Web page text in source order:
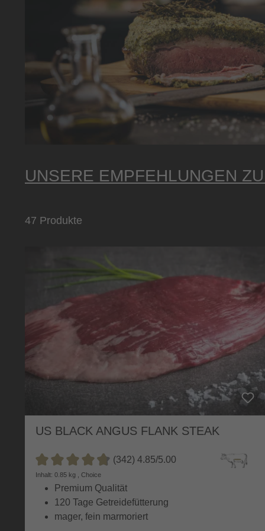
UNSERE EMPFEHLUNGEN
47 Produkte
US BLACK ANGUS FLANK STEAK
Durchschnittliche Bewertung von 4.8 von 5 Sternen
(342) 4.85/5.00
Inhalt: 0.85 kg , Choice
Premium Qualität
120 Tage Getreidefütterung
mager, fein marmoriert